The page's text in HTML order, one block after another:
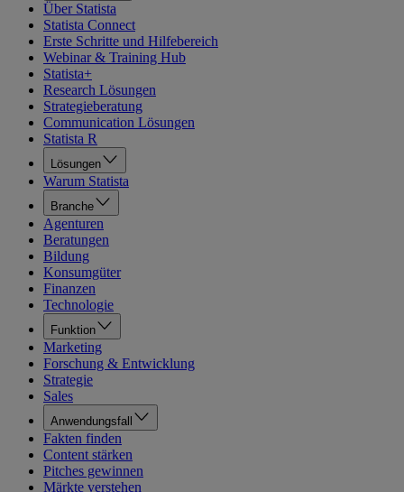
Über Statista
Statista Connect
Erste Schritte und Hilfebereich
Webinar & Training Hub
Statista+
Research Lösungen
Strategieberatung
Communication Lösungen
Statista R
Lösungen
Warum Statista
Branche
Agenturen
Beratungen
Bildung
Konsumgüter
Finanzen
Technologie
Funktion
Marketing
Forschung & Entwicklung
Strategie
Sales
Anwendungsfall
Fakten finden
Content stärken
Pitches gewinnen
Märkte verstehen